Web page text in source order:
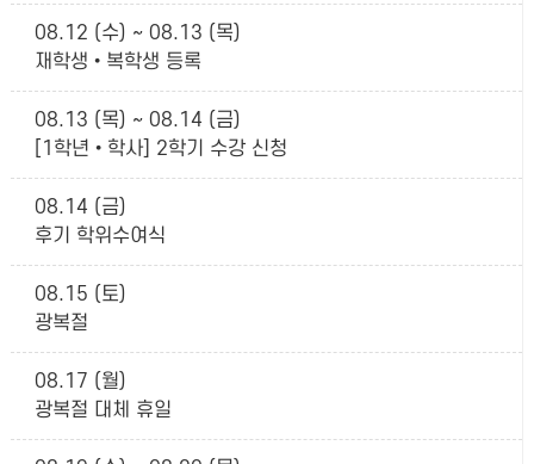
08.12 (수) ~ 08.13 (목)
재학생•복학생 등록
08.13 (목) ~ 08.14 (금)
[1학년•학사] 2학기 수강 신청
08.14 (금)
후기 학위수여식
08.15 (토)
광복절
08.17 (월)
광복절 대체 휴일